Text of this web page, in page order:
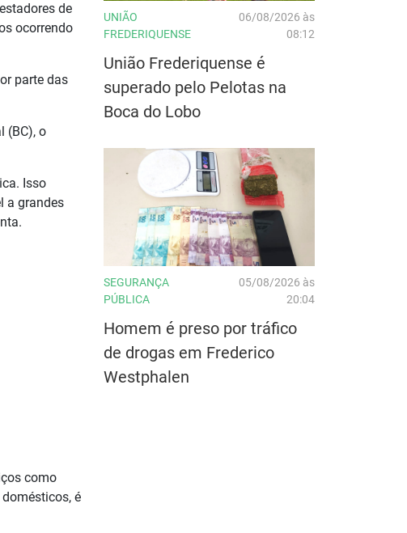
de
ocorrendo
parte das
(BC), o
Isso
a grandes
como
é
UNIÃO
FREDERIQUENSE
06/08/2026 às
08:12
União Frederiquense é
superado pelo Pelotas na
Boca do Lobo
SEGURANÇA
PÚBLICA
05/08/2026 às
20:04
Homem é preso por tráfico
de drogas em Frederico
Westphalen